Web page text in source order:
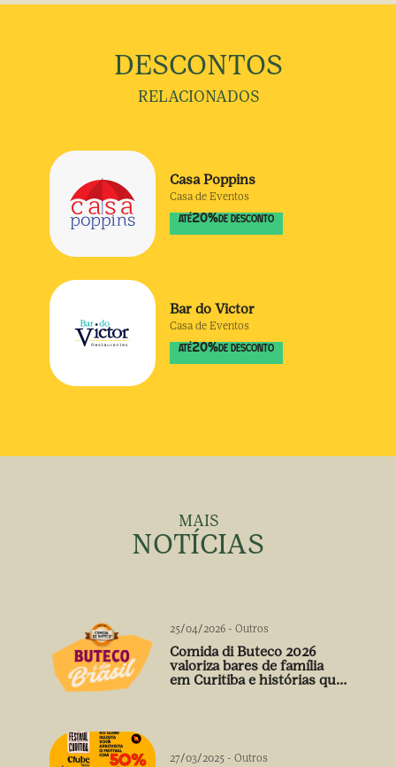
DESCONTOS
RELACIONADOS
Casa Poppins
Casa de Eventos
ATÉ20% DE DESCONTO
Bar do Victor
Casa de Eventos
ATÉ20% DE DESCONTO
MAIS
NOTÍCIAS
25/04/2026 - Outros
Comida di Buteco 2026
valoriza bares de família
em Curitiba e histórias que
27/03/2025 - Outros